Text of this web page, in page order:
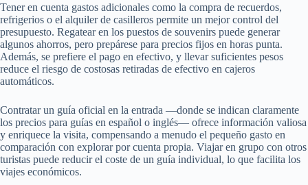
Tener en cuenta gastos adicionales como la compra de recuerdos,
refrigerios o el alquiler de casilleros permite un mejor control del
presupuesto. Regatear en los puestos de souvenirs puede generar
algunos ahorros, pero prepárese para precios fijos en horas punta.
Además, se prefiere el pago en efectivo, y llevar suficientes pesos
reduce el riesgo de costosas retiradas de efectivo en cajeros
automáticos.
Contratar un guía oficial en la entrada —donde se indican claramente
los precios para guías en español o inglés— ofrece información valiosa
y enriquece la visita, compensando a menudo el pequeño gasto en
comparación con explorar por cuenta propia. Viajar en grupo con otros
turistas puede reducir el coste de un guía individual, lo que facilita los
viajes económicos.